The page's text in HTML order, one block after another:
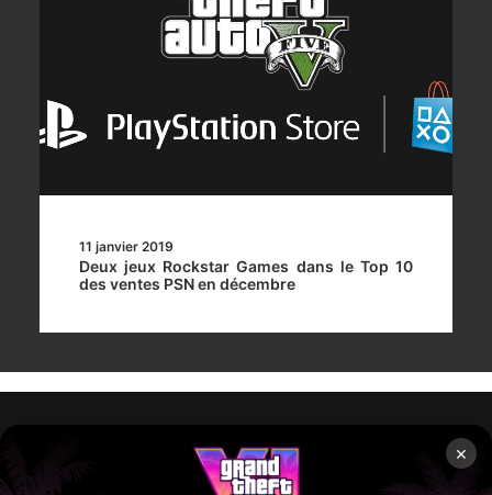
×
11 janvier 2019
Deux jeux Rockstar Games dans le Top 10
des ventes PSN en décembre
Rockstar Mag’, Copyright © 2013-2026 – Tous droits réservés –